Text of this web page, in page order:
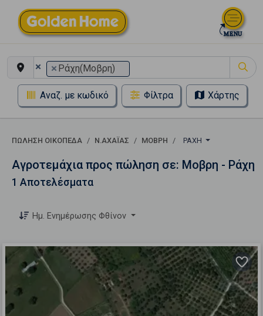
× × Ράχη(Μοβρη)
Αναζ. με κωδικό Φίλτρα Χάρτης
ΠΏΛΗΣΗ ΟΙΚΌΠΕΔΑ Ν.ΑΧΑΪΑΣ ΜΟΒΡΗ ΡΆΧΗ
Αγροτεμάχια προς πώληση σε: Μοβρη - Ράχη
1 Αποτελέσματα
Ημ. Ενημέρωσης Φθίνον